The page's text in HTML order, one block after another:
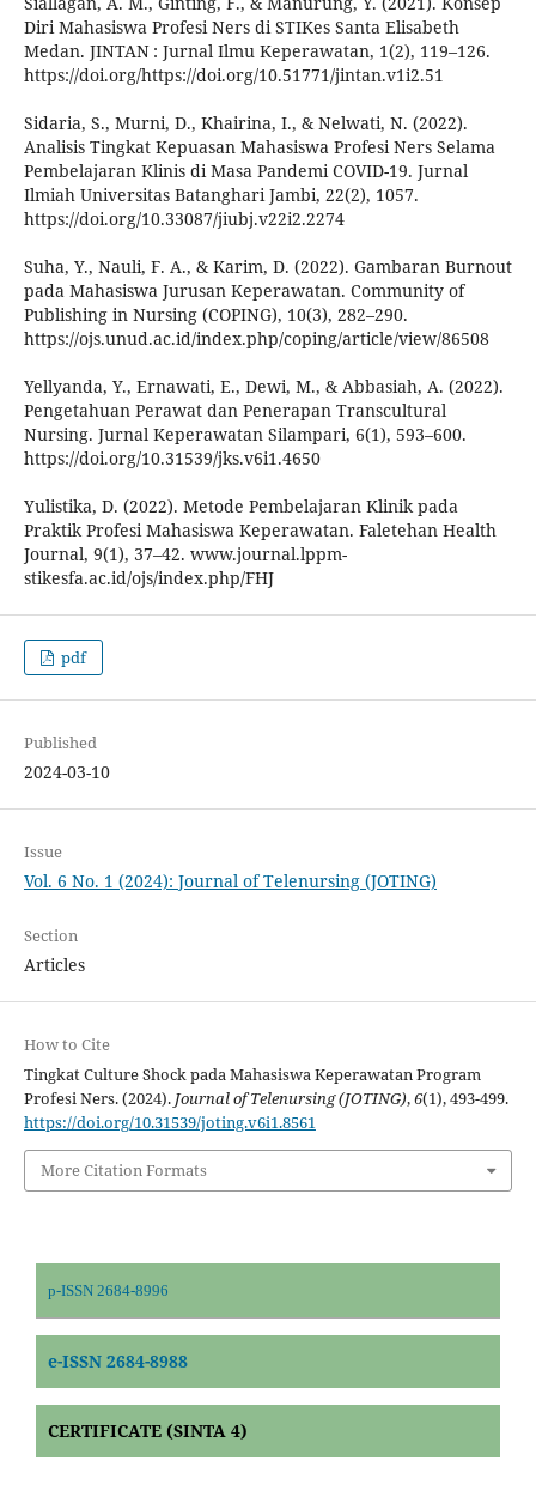
Diri Mahasiswa Profesi Ners di STIKes Santa Elisabeth
Medan. JINTAN : Jurnal Ilmu Keperawatan, 1(2), 119–126.
https://doi.org/https://doi.org/10.51771/jintan.v1i2.51
Sidaria, S., Murni, D., Khairina, I., & Nelwati, N. (2022).
Analisis Tingkat Kepuasan Mahasiswa Profesi Ners Selama
Pembelajaran Klinis di Masa Pandemi COVID-19. Jurnal
Ilmiah Universitas Batanghari Jambi, 22(2), 1057.
https://doi.org/10.33087/jiubj.v22i2.2274
Suha, Y., Nauli, F. A., & Karim, D. (2022). Gambaran Burnout
pada Mahasiswa Jurusan Keperawatan. Community of
Publishing in Nursing (COPING), 10(3), 282–290.
https://ojs.unud.ac.id/index.php/coping/article/view/86508
Yellyanda, Y., Ernawati, E., Dewi, M., & Abbasiah, A. (2022).
Pengetahuan Perawat dan Penerapan Transcultural
Nursing. Jurnal Keperawatan Silampari, 6(1), 593–600.
https://doi.org/10.31539/jks.v6i1.4650
Yulistika, D. (2022). Metode Pembelajaran Klinik pada
Praktik Profesi Mahasiswa Keperawatan. Faletehan Health
Journal, 9(1), 37–42. www.journal.lppm-
stikesfa.ac.id/ojs/index.php/FHJ
pdf
Published
2024-03-10
Issue
Vol. 6 No. 1 (2024): Journal of Telenursing (JOTING)
Section
Articles
How to Cite
Tingkat Culture Shock pada Mahasiswa Keperawatan Program
Profesi Ners. (2024). Journal of Telenursing (JOTING),6(1), 493-499.
https://doi.org/10.31539/joting.v6i1.8561
More Citation Formats
p-ISSN 2684-8996
e-ISSN 2684-8988
CERTIFICATE (SINTA 4)